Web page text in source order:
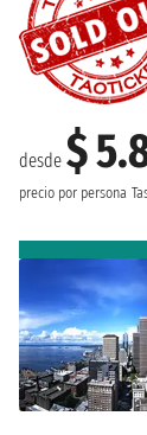
desde $
precio por persona